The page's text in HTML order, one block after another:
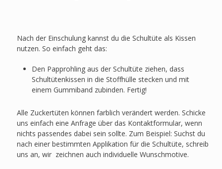
Nach der Einschulung kannst du die Schultüte als Kissen
nutzen. So einfach geht das:
Den Papprohling aus der Schultüte ziehen, dass
Schultütenkissen in die Stoffhülle stecken und mit
einem Gummiband zubinden. Fertig!
Alle Zuckertüten können farblich verändert werden. Schicke
uns einfach eine Anfrage über das Kontaktformular, wenn
nichts passendes dabei sein sollte. Zum Beispiel: Suchst du
nach einer bestimmten Applikation für die Schultüte, schreib
uns an, wir zeichnen auch individuelle Wunschmotive.